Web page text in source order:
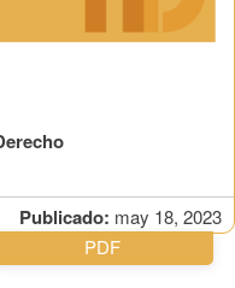
Publicado: may 18, 2023
PDF